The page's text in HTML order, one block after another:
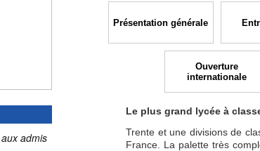
Présentation générale
Ouverture
internationale
Le plus grand lycée à
Trente et une divisions de
France. La palette très
admis